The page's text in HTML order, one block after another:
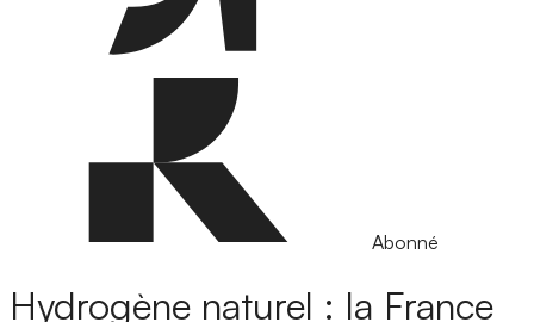
Abonné
Hydrogène naturel : la France